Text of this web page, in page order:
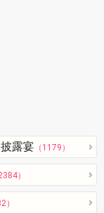
露宴 （1179）
）
）